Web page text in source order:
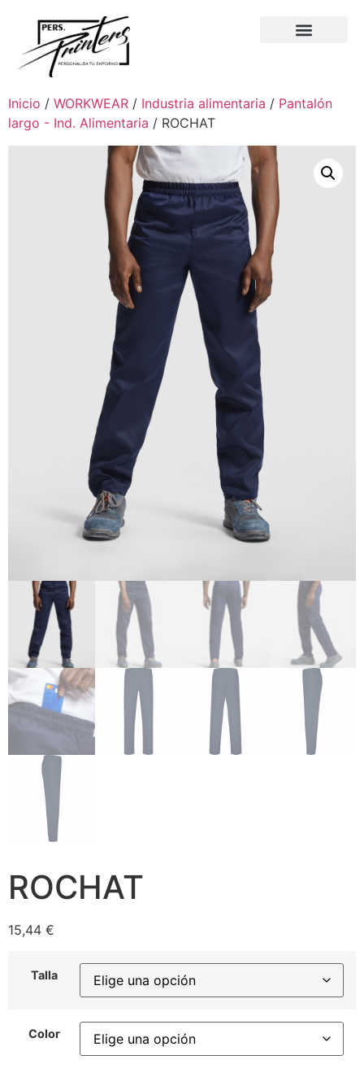
Inicio / WORKWEAR / Industria alimentaria / Pantalón
largo - Ind. Alimentaria / ROCHAT
ROCHAT
15,44 €
Talla
Color